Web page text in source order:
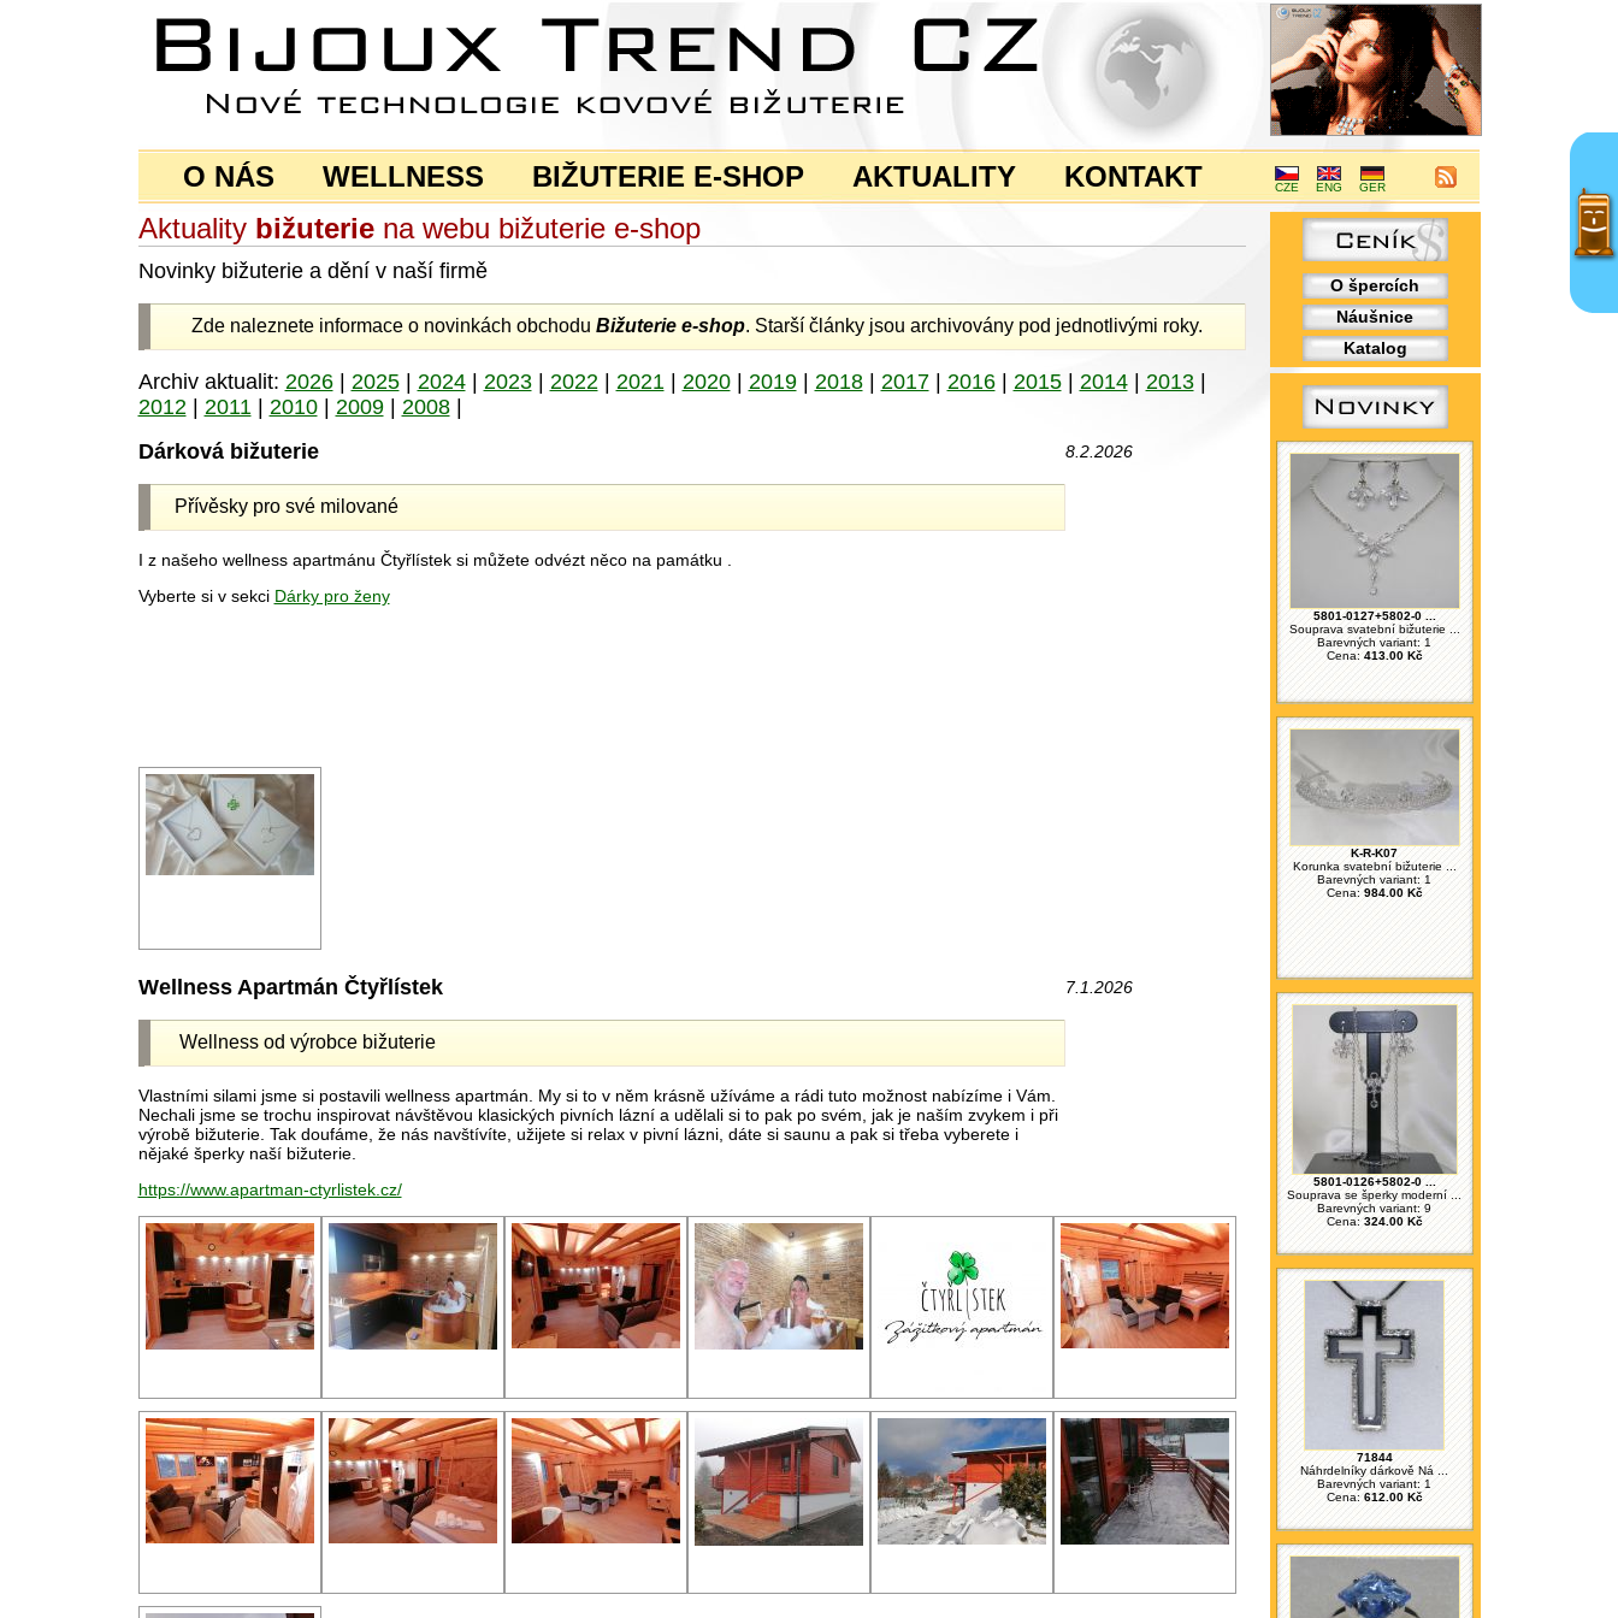
CZE ENG GER
O NÁS WELLNESS BIŽUTERIE E-SHOP AKTUALITY KONTAKT
O špercích
Náušnice
Katalog
5801-0127+5802-0 ...
Souprava svatební bižuterie ...
Barevných variant: 1
Cena:413.00 Kč
K-R-K07
Korunka svatební bižuterie ...
Barevných variant: 1
Cena: 984.00 Kč
5801-0126+5802-0 ...
Souprava se šperky moderní ...
Barevných variant: 9
Cena: 324.00 Kč
71844
Náhrdelníky dárkově Ná ...
Barevných variant: 1
Cena: 612.00 Kč
Aktuality bižuteriena webu bižuterie e-shop
Novinky bižuterie a dění v naší firmě
Zde naleznete informace o novinkách obchodu Bižuterie e-shop. Starší články jsou archivovány pod jednotlivými roky.
Archiv aktualit: 2026| 2025| 2024| 2023| 2022| 2021| 2020| 2019| 2018| 2017| 2016| 2015| 2014| 2013|
2012| 2011| 2010| 2009| 2008|
Dárková bižuterie
8.2.2026
Přívěsky pro své milované
I z našeho wellness apartmánu Čtyřlístek si můžete odvézt něco na památku .
Vyberte si v sekci Dárky pro ženy
Wellness Apartmán Čtyřlístek 7.1.2026
Wellness od výrobce bižuterie
Vlastními silami jsme si postavili wellness apartmán. My si to v něm krásně užíváme a rádi tuto možnost nabízíme i Vám.
Nechali jsme se trochu inspirovat návštěvou klasických pivních lázní a udělali si to pak po svém, jak je naším zvykem i při
výrobě bižuterie. Tak doufáme, že nás navštívíte, užijete si relax v pivní lázni, dáte si saunu a pak si třeba vyberete i
nějaké šperky naší bižuterie.
https://www.apartman-ctyrlistek.cz/